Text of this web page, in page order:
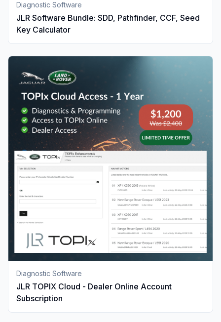
Diagnostic Software
JLR Software Bundle: SDD, Pathfinder, CCF, Seed
Key Calculator
Diagnostic Software
JLR TOPIX Cloud - Dealer Online Account
Subscription